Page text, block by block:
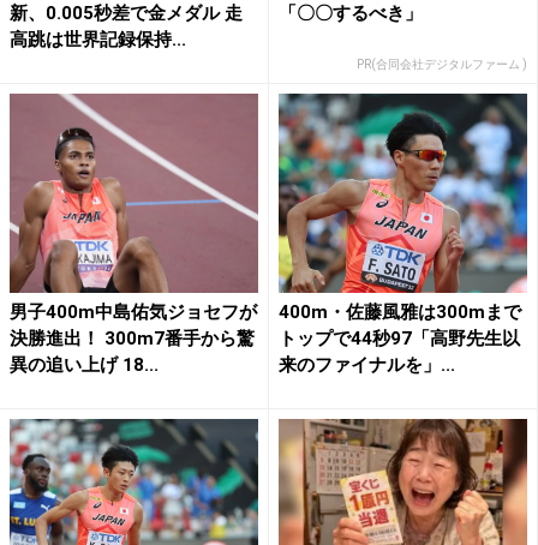
新、0.005秒差で金メダル 走
高跳は世界記録保持...
「〇〇するべき」
PR(合同会社デジタルファーム )
男子400m中島佑気ジョセフが
決勝進出！ 300m7番手から驚
異の追い上げ 18...
400m・佐藤風雅は300mまで
トップで44秒97「高野先生以
来のファイナルを」...